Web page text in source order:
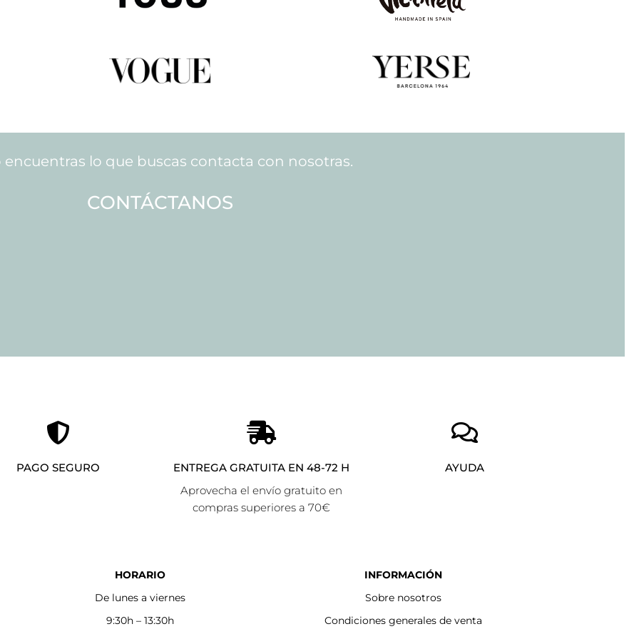
encuentras lo que buscas contacta con nosotras.
CONTÁCTANOS
PAGO SEGURO
ENTREGA GRATUITA EN 48-72 H
Aprovecha el envío gratuito en
compras superiores a 70€
AYUDA
HORARIO
De lunes a viernes
9:30h – 13:30h
INFORMACIÓN
Sobre nosotros
Condiciones generales de venta